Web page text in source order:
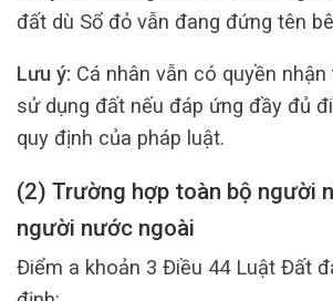
đất dù Sổ đỏ vẫn đang đứng tên
Lưu ý: Cá nhân vẫn có quyền
sử dụng đất nếu đáp ứng đầy đủ
quy định của pháp luật.
(2) Trường hợp toàn bộ người
người nước ngoài
Điểm a khoản 3 Điều 44 Luật Đất